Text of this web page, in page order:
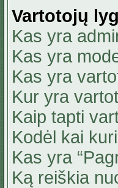
Vartotojų
Kas yra
Kas yra
Kas yra
Kur yra
Kaip tapti
Kodėl kai
Kas yra
Ką reiškia